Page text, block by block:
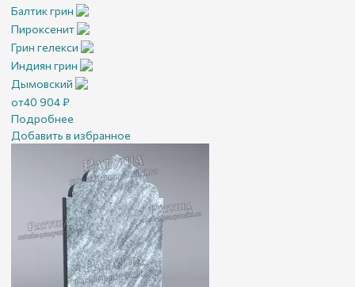
Балтик грин
Пироксенит
Грин гелекси
Индиян грин
Дымовский
от40 904₽
Подробнее
Добавить в избранное